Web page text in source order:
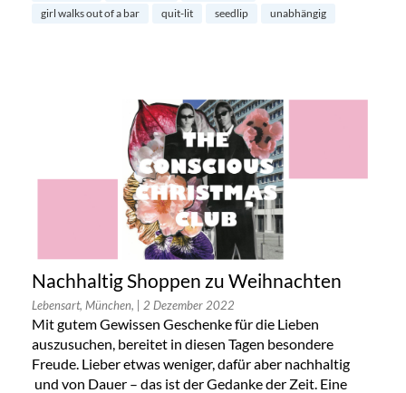
girl walks out of a bar quit-lit seedlip unabhängig
Nachhaltig Shoppen zu Weihnachten
Lebensart, München, | 2 Dezember 2022
Mit gutem Gewissen Geschenke für die Lieben
auszusuchen, bereitet in diesen Tagen besondere
Freude. Lieber etwas weniger, dafür aber nachhaltig
und von Dauer – das ist der Gedanke der Zeit. Eine